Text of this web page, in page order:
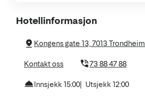
Om
hotellet
Hotellinformasjon
Kongens gate 13, 7013 Trondheim
Kontakt oss 73 88 47 88
Innsjekk 15:00 Utsjekk 12:00